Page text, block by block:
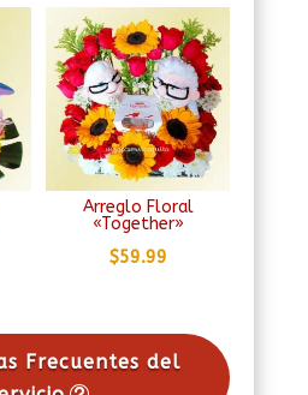
Arreglo Floral
«Together»
$59.99
Frecuentes del